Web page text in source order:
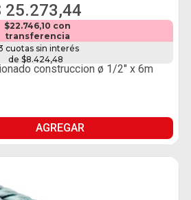
25.273,44
$22.746,10 con
transferencia
cuotas sin interés
de $8.424,48
construccion ø 1/2" x 6m
AGREGAR